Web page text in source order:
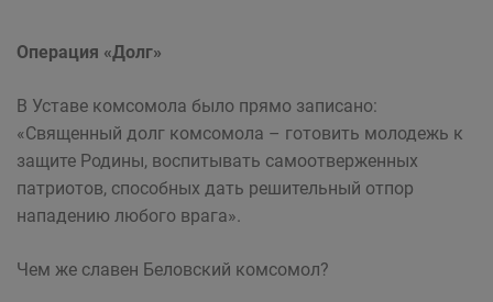
Операция «Долг»
В Уставе комсомола было прямо записано:
«Священный долг комсомола – готовить молодежь к
защите Родины, воспитывать самоотверженных
патриотов, способных дать решительный отпор
нападению любого врага».
Чем же славен Беловский комсомол?